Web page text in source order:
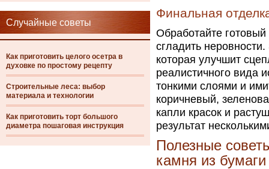
Случайные советы
Как приготовить целого осетра в
духовке по простому рецепту
Строительные леса: выбор
материала и технологии
Как приготовить торт большого
диаметра пошаговая инструкция
Финальная
Обработайте
сгладить
которая улучшит
реалистичного вида
тонкими слоями и
коричневый,
капли красок и
результат
Полезные
камня из бумаги